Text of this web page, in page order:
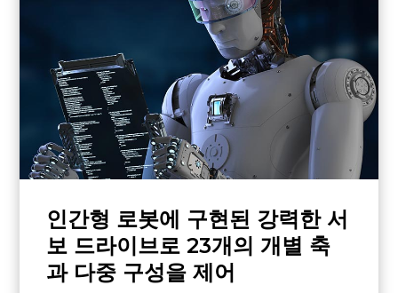
인간형 로봇에 구현된 강력한 서
보 드라이브로 23개의 개별 축
과 다중 구성을 제어